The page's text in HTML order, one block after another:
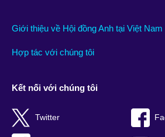
Giới thiệu về Hội đồng Anh tại Việt Nam
Hợp tác với chúng tôi
Kết nối với chúng tôi
Twitter